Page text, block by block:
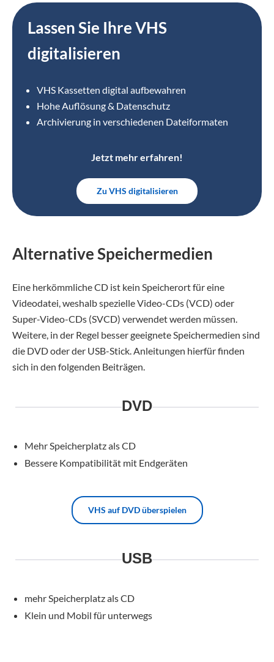
Lassen Sie Ihre VHS
digitalisieren
VHS Kassetten digital aufbewahren
Hohe Auflösung & Datenschutz
Archivierung in verschiedenen Dateiformaten
Jetzt mehr erfahren!
Zu VHS digitalisieren
Alternative Speichermedien
Eine herkömmliche CD ist kein Speicherort für eine
Videodatei, weshalb spezielle Video-CDs (VCD) oder
Super-Video-CDs (SVCD) verwendet werden müssen.
Weitere, in der Regel besser geeignete Speichermedien sind
die DVD oder der USB-Stick. Anleitungen hierfür finden
sich in den folgenden Beiträgen.
DVD
Mehr Speicherplatz als CD
Bessere Kompatibilität mit Endgeräten
VHS auf DVD überspielen
USB
mehr Speicherplatz als CD
Klein und Mobil für unterwegs